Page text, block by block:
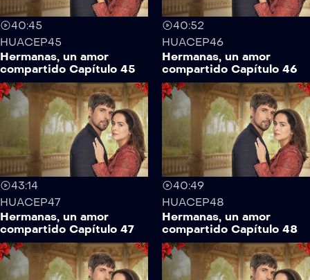
40:45
HUACEP45
Hermanas, un amor
compartido Capítulo 45
40:52
HUACEP46
Hermanas, un amor
compartido Capítulo 46
43:14
HUACEP47
Hermanas, un amor
compartido Capítulo 47
40:49
HUACEP48
Hermanas, un amor
compartido Capítulo 48